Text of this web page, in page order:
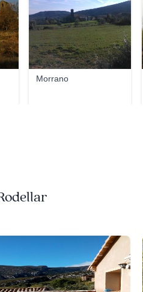
Morrano